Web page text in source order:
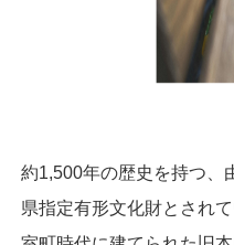
約1,500年の歴史を持つ、
県指定有形文化財とされ